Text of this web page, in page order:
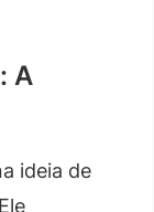
A
ideia de